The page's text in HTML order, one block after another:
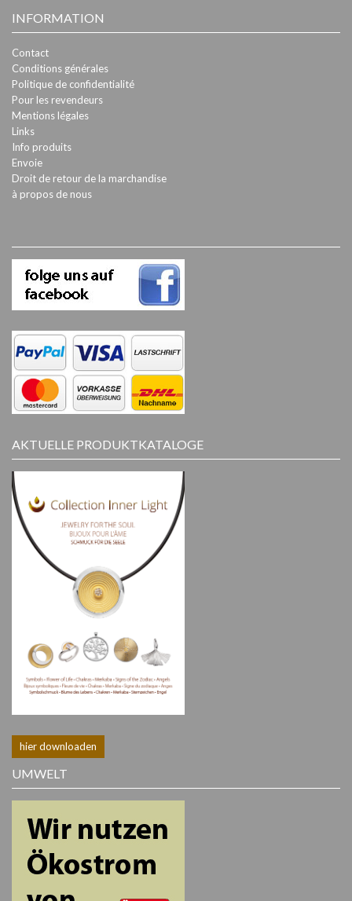
INFORMATION
Contact
Conditions générales
Politique de confidentialité
Pour les revendeurs
Mentions légales
Links
Info produits
Envoie
Droit de retour de la marchandise
à propos de nous
AKTUELLE PRODUKTKATALOGE
hier downloaden
UMWELT